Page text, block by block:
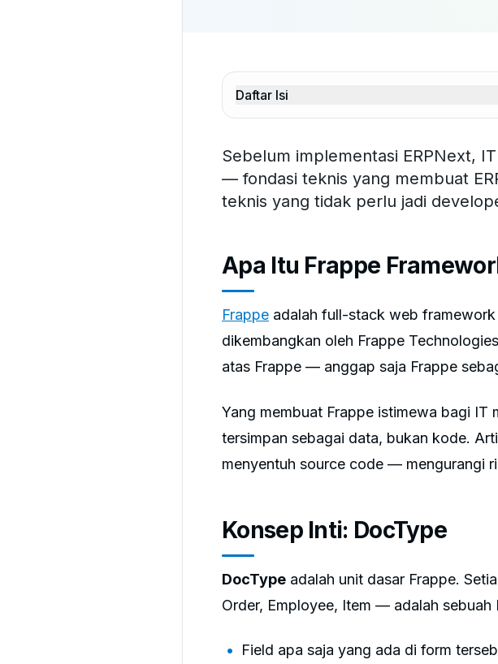
Daftar Isi
Sebelum implementasi ERPNext,
— fondasi teknis yang membuat
teknis yang tidak perlu jadi
Apa Itu Frappe
Frappe adalah full-stack web
dikembangkan oleh Frappe
atas Frappe — anggap saja Frappe
Yang membuat Frappe istimewa bagi
tersimpan sebagai data, bukan kode.
menyentuh source code — mengurangi
Konsep Inti: DocType
DocType adalah unit dasar Frappe.
Order, Employee, Item — adalah
Field apa saja yang ada di form